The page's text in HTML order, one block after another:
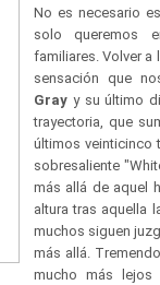
No es necesario
solo queremos
familiares. Volver a
sensación que
Gray y su último
trayectoria, que
últimos veinticinco
sobresaliente
más allá de aquel
altura tras aquella
muchos siguen
más allá.
mucho más